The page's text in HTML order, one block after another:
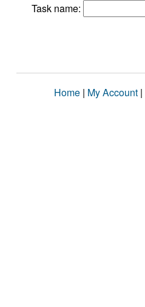
Task name:
Home | My Account |